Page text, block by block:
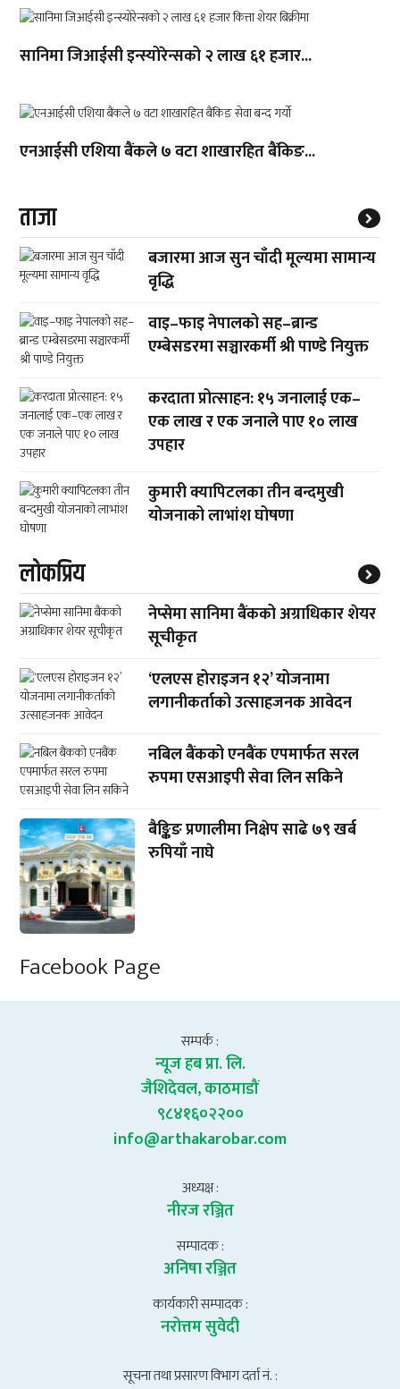
सानिमा जिआईसी इन्स्योरेन्सको २ लाख ६१ हजार...
एनआईसी एशिया बैंकले ७ वटा शाखारहित बैंकिङ...
ताजा
बजारमा आज सुन चाँदी मूल्यमा सामान्य
वृद्धि
वाइ–फाइ नेपालको सह–ब्रान्ड
एम्बेसडरमा सञ्चारकर्मी श्री पाण्डे नियुक्त
करदाता प्रोत्साहन: १५ जनालाई एक–
एक लाख र एक जनाले पाए १० लाख
उपहार
कुमारी क्यापिटलका तीन बन्दमुखी
योजनाको लाभांश घोषणा
लाेकप्रिय
नेप्सेमा सानिमा बैंकको अग्राधिकार शेयर
सूचीकृत
‘एलएस होराइजन १२’ योजनामा
लगानीकर्ताको उत्साहजनक आवेदन
नबिल बैंकको एनबैंक एपमार्फत सरल
रुपमा एसआइपी सेवा लिन सकिने
बैङ्किङ प्रणालीमा निक्षेप साढे ७९ खर्ब
रुपियाँ नाघे
Facebook Page
सम्पर्क :
न्यूज हब प्रा. लि.
जैशिदेवल, काठमाडौं
९८४१६०२२००
info@arthakarobar.com
अध्यक्ष :
नीरज रञ्जित
सम्पादक :
अनिषा रञ्जित
कार्यकारी सम्पादक :
नरोत्तम सुवेदी
सूचना तथा प्रसारण विभाग दर्ता नं. :